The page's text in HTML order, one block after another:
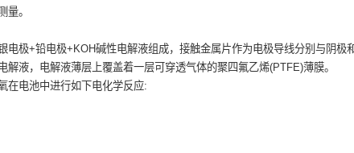
量。
极+铅电极+KOH碱性电解液组成，接触金属片作为电极导线分别与阴极
液，电解液薄层上覆盖着一层可穿透气体的聚四氟乙烯(PTFE)薄膜。
在电池中进行如下电化学反应: